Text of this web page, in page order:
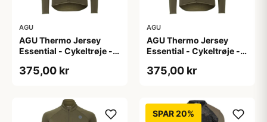
AGU
AGU Thermo Jersey
Essential - Cykeltrøje -
S
375,00 kr
AGU
AGU Thermo Jersey
Essential - Cykeltrøje -
XL
375,00 kr
SPAR 20%